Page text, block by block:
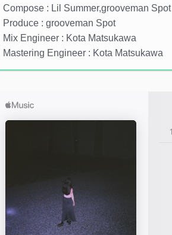
Compose : Lil Summer,grooveman Spot
Produce : grooveman Spot
Mix Engineer : Kota Matsukawa
Mastering Engineer : Kota Matsukawa